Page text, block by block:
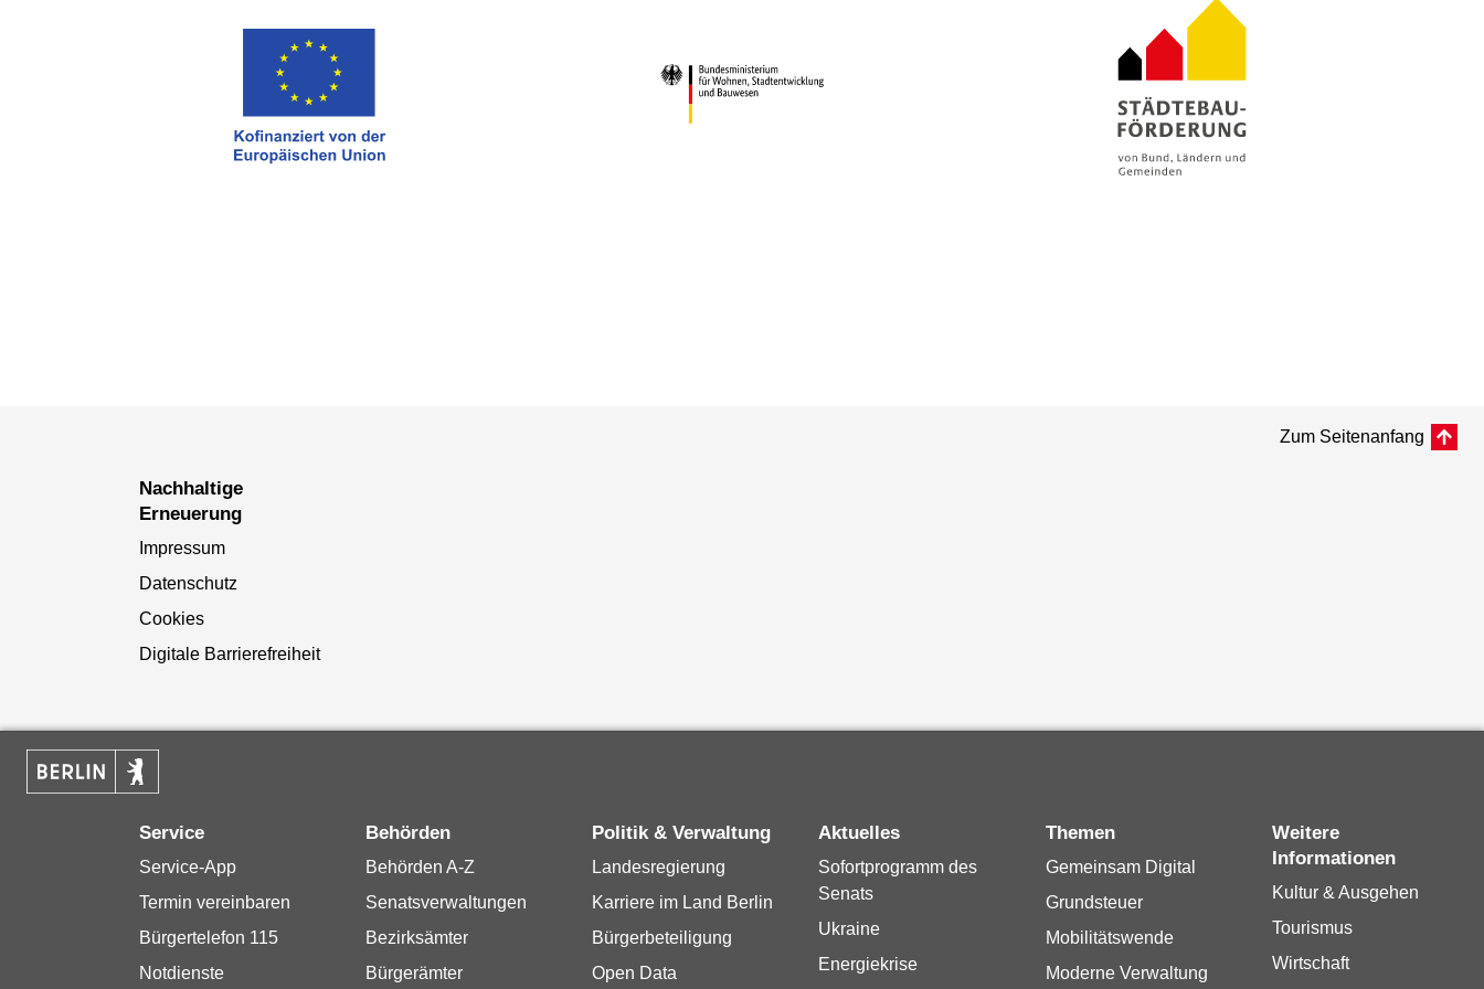
Zum Seitenanfang
Nachhaltige
Erneuerung
Impressum
Datenschutz
Cookies
Digitale Barrierefreiheit
Service
Service-App
Termin vereinbaren
Bürgertelefon 115
Notdienste
Behörden
Behörden A-Z
Senatsverwaltungen
Bezirksämter
Bürgerämter
Politik & Verwaltung
Landesregierung
Karriere im Land Berlin
Bürgerbeteiligung
Open Data
Aktuelles
Sofortprogramm des
Senats
Ukraine
Energiekrise
Themen
Gemeinsam Digital
Grundsteuer
Mobilitätswende
Moderne Verwaltung
Weitere
Informationen
Kultur & Ausgehen
Tourismus
Wirtschaft